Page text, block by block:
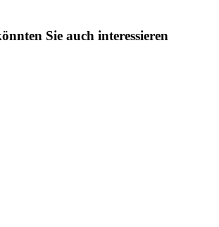
Sie auch interessieren